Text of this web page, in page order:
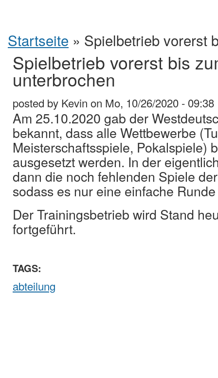
Sie sind hier
Startseite » Spielbetrieb vorerst
Spielbetrieb vorerst bis
unterbrochen
posted by Kevin on Mo, 10/26/2020 - 09:38
Am 25.10.2020 gab der
bekannt, dass alle Wettbewerbe
Meisterschaftsspiele, Pokalspiele)
ausgesetzt werden. In der
dann die noch fehlenden Spiele
sodass es nur eine einfache
Der Trainingsbetrieb wird Stand
fortgeführt.
TAGS:
abteilung